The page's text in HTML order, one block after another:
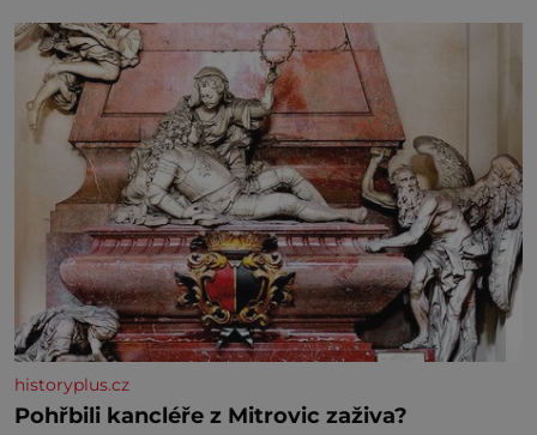
dalšími desítkami tisíc příslušnic svého včelstva,
vznikne jeden z nejdokonalejších organismů
historyplus.cz
Pohřbili kancléře z Mitrovic zaživa?